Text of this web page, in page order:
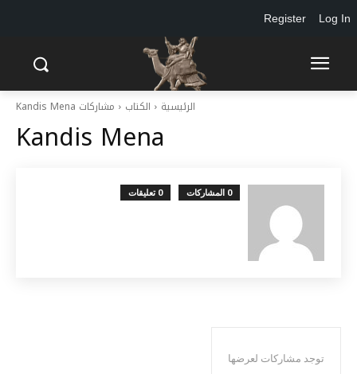
الرئيسية الكتاب مشاركات Kandis Mena
Kandis Mena
0 المشاركات 0 تعليقات
توجد مشاركات لعرضها
Log In
Register